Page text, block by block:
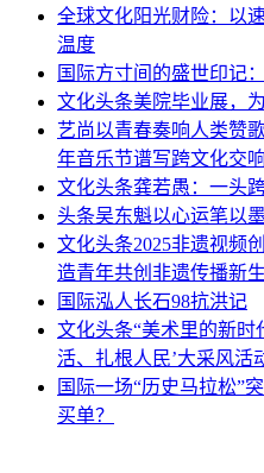
全球文化阳光财险：以
温度
国际方寸间的盛世印记
文化头条美院毕业展，
艺尚以青春奏响人类赞
年音乐节谱写跨文化交
文化头条龚若愚：一头
头条吴东魁以心运笔以
文化头条2025非遗视频
造青年共创非遗传播新
国际泓人长石98抗洪记
文化头条“美术里的新
活、扎根人民’大采风活
国际一场“历史马拉松”
买单？